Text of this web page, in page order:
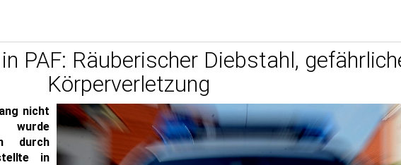
PAF: Räuberischer Diebstahl,
Körperverletzung
nicht
wurde
durch
in